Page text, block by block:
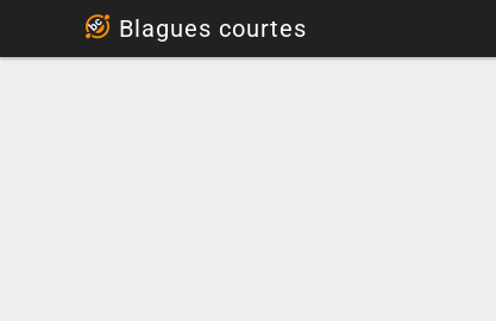
Blagues courtes